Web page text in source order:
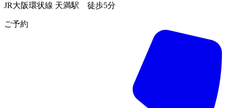
JR大阪環状線 天満駅 徒歩5分
ご予約